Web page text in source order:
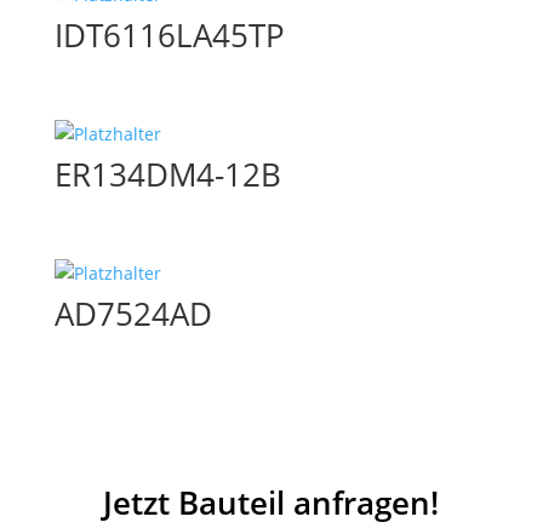
IDT6116LA45TP
ER134DM4-12B
AD7524AD
Jetzt Bauteil anfragen!